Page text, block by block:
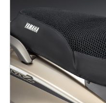
Sport
Naked
YZF-R9
YZF-R7
MT-
09
Y-
AMT
550+
Premium Sport
TMAX
XMAX
251~549
CYGNUS
XR
150
CYGNUS
我的愛車